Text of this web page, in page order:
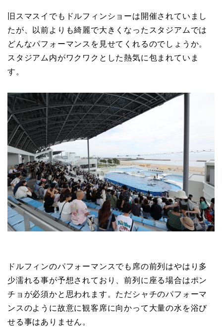
旧スマスイでもドルフィンショーは開催されていまし
たが、以前よりも綺麗で大きくなったスタジアムでは
どんなパフォーマンスを見せてくれるのでしょうか。
スタジアム内がワクワクとした熱気に包まれていま
す。
ドルフィンのパフォーマンスでも席の前列はやはり多
少濡れる事が予想されており、前列に座る場合はポン
チョが必須かと思われます。ただシャチのパフォーマ
ンスのように故意に観客席に向かって大量の水を浴び
せる事はありません。